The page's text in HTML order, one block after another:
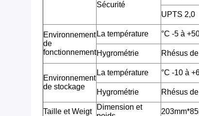
Sécurité
UPTS 2,0
Environnement
de
fonctionnement
La température °C -5 à
Hygrométrie Rhésus
Environnement
de stockage
La température °C -10 à
Hygrométrie Rhésus
Taille et Weigt
Dimension et